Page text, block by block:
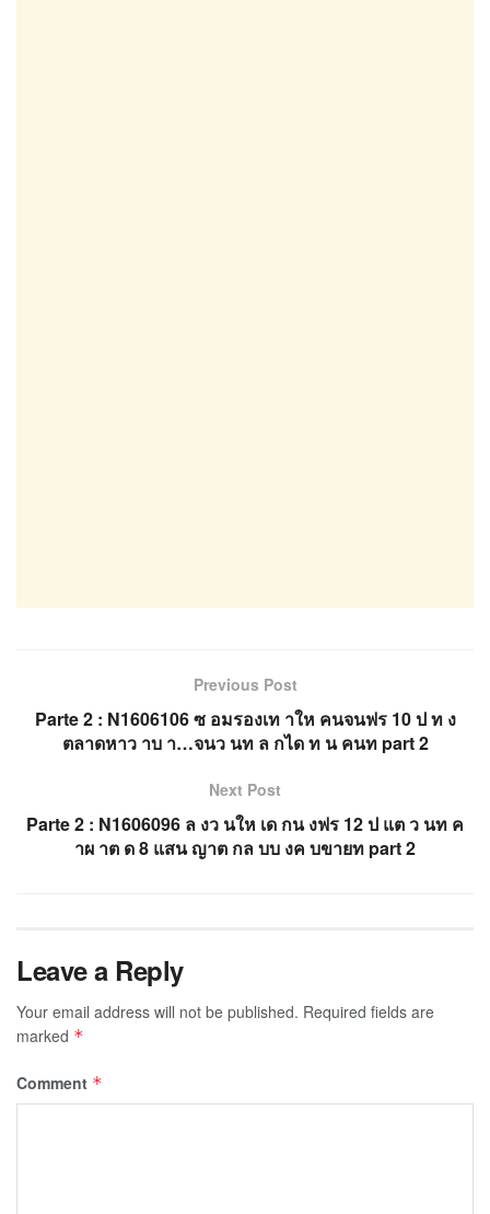
Previous Post
Parte 2 : N1606106 ซ อมรองเท าให คนจนฟร 10 ป ท ง
ตลาดหาว าบ า…จนว นท ล กได ท น คนท part 2
Next Post
Parte 2 : N1606096 ล งว นให เด กน งฟร 12 ป แต ว นท ค
าผ าต ด 8 แสน ญาต กล บบ งค บขายท part 2
Leave a Reply
Your email address will not be published. Required fields are
marked *
Comment *